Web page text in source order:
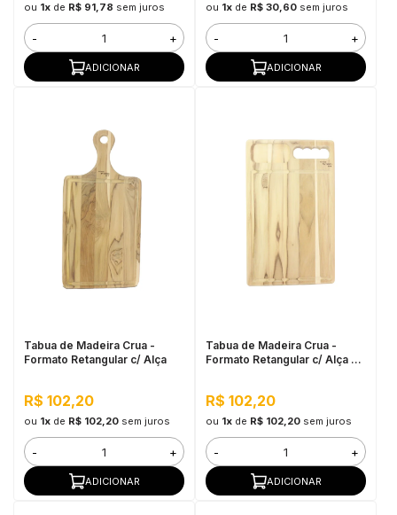
ou 1xde R$ 91,78 sem juros
- +
ADICIONAR
ou 1xde R$ 30,60 sem juros
- +
ADICIONAR
Tabua de Madeira Crua -
Formato Retangular c/ Alça
R$ 102,20
ou 1xde R$ 102,20 sem juros
- +
ADICIONAR
Tabua de Madeira Crua -
Formato Retangular c/ Alça e
R$ 102,20
ou 1xde R$ 102,20 sem juros
- +
ADICIONAR